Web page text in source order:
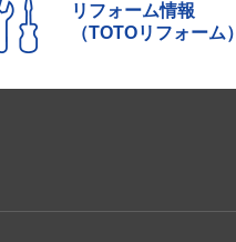
リフォーム情報
（TOTOリフォーム）